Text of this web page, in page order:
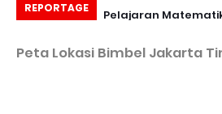
REPORTAGE Pelajaran
Bimbel Jakarta
Peta Lokasi Bimbel Jakarta